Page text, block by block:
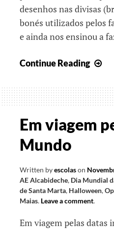
desenhos nas divisas
bonés utilizados pelos
e ainda nos ensinou a
Continue Reading
Em viagem
Mundo
Written byescolason
AE Alcabideche, Dia Mundial
de Santa Marta, Halloween,
Maias. Leave a comment.
Em viagem pelas datas